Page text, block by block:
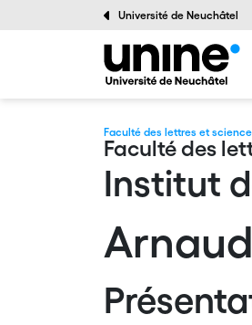
Université de Neuchâtel
Faculté des lettres et
Faculté des
Institut